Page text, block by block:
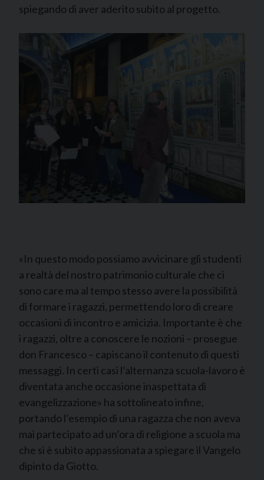
spiegando di aver aderito subito al progetto.
«In questo modo possiamo avvicinare gli studenti
a realtà del nostro patrimonio culturale che ci
sono care ma al tempo stesso avere la possibilità
di formare i ragazzi, permettendo loro di creare
occasioni di incontro e amicizia. Importante è che
i ragazzi, oltre a conoscere le nozioni – prosegue
don Francesco – capiscano il contenuto di questi
messaggi. In certi casi l’alternanza scuola-lavoro è
diventata anche occasione inaspettata di
evangelizzazione» ha sottolineato infine,
portando l’esempio di una ragazza che non aveva
mai partecipato ad un’ora di religione a scuola ma
che si è subito appassionata a spiegare il Vangelo
dipinto da Giotto.